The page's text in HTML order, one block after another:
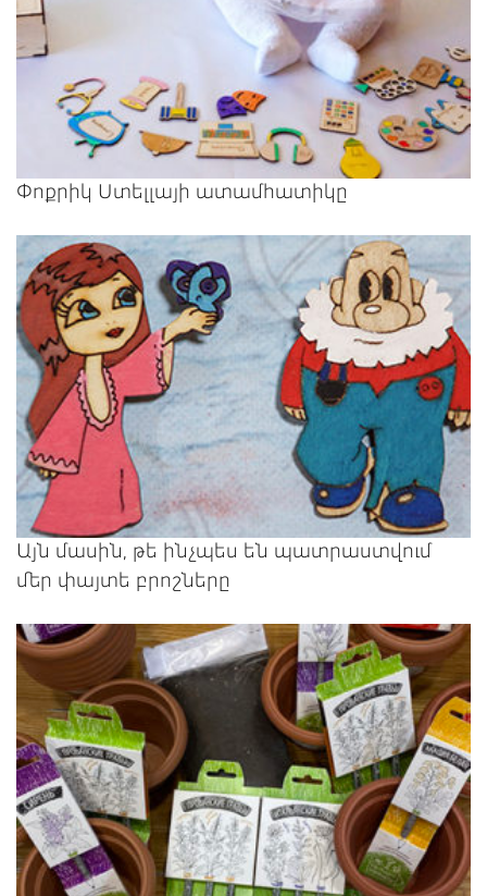
Փոքրիկ Ստելլայի ատամհատիկը
Այն մասին, թե ինչպես են պատրաստվում
մեր փայտե բրոշները